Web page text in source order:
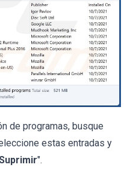
de programas, busque
estas entradas y
".